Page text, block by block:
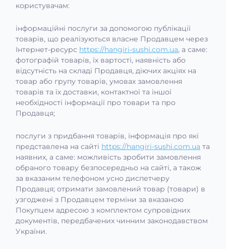
користувачам:
інформаційні послуги за допомогою публікації
товарів, що реалізуються власне Продавцем через
Інтернет-ресурс https://hangiri-sushi.com.ua, а саме:
фотографій товарів, їх вартості, наявність або
відсутність на складі Продавця, діючих акціях на
товар або групу товарів, умовах замовлення
товарів та їх доставки, контактної та іншої
необхідності інформації про товари та про
Продавця;
послуги з придбання товарів, інформація про які
представлена на сайті https://hangiri-sushi.com.ua та
наявних, а саме: можливість зробити замовлення
обраного товару безпосередньо на сайті, а також
за вказаним телефоном усно диспетчеру
Продавця; отримати замовлений товар (товари) в
узгоджені з Продавцем терміни за вказаною
Покупцем адресою з комплектом супровідних
документів, передбачених чинним законодавством
України.